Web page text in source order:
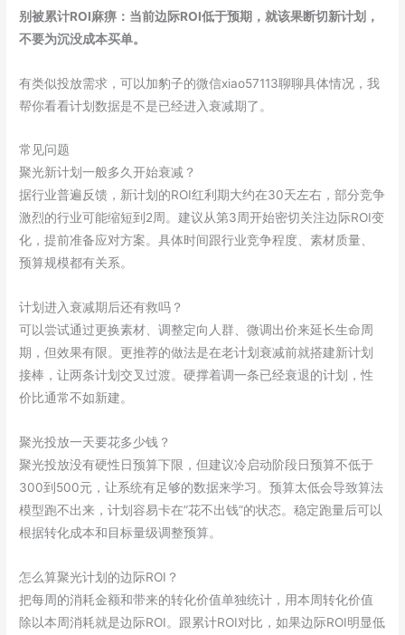
别被累计ROI麻痹：当前边际ROI低于预期，就该果断切新计划，
不要为沉没成本买单。
有类似投放需求，可以加豹子的微信xiao57113聊聊具体情况，我
帮你看看计划数据是不是已经进入衰减期了。
常见问题
聚光新计划一般多久开始衰减？
据行业普遍反馈，新计划的ROI红利期大约在30天左右，部分竞争
激烈的行业可能缩短到2周。建议从第3周开始密切关注边际ROI变
化，提前准备应对方案。具体时间跟行业竞争程度、素材质量、
预算规模都有关系。
计划进入衰减期后还有救吗？
可以尝试通过更换素材、调整定向人群、微调出价来延长生命周
期，但效果有限。更推荐的做法是在老计划衰减前就搭建新计划
接棒，让两条计划交叉过渡。硬撑着调一条已经衰退的计划，性
价比通常不如新建。
聚光投放一天要花多少钱？
聚光投放没有硬性日预算下限，但建议冷启动阶段日预算不低于
300到500元，让系统有足够的数据来学习。预算太低会导致算法
模型跑不出来，计划容易卡在”花不出钱”的状态。稳定跑量后可以
根据转化成本和目标量级调整预算。
怎么算聚光计划的边际ROI？
把每周的消耗金额和带来的转化价值单独统计，用本周转化价值
除以本周消耗就是边际ROI。跟累计ROI对比，如果边际ROI明显低